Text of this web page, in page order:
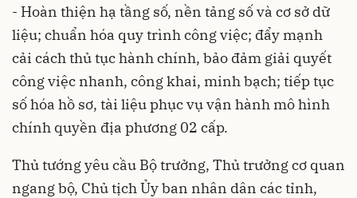
- Hoàn thiện hạ tầng số, nền tảng số và cơ sở dữ
liệu; chuẩn hóa quy trình công việc; đẩy mạnh
cải cách thủ tục hành chính, bảo đảm giải quyết
công việc nhanh, công khai, minh bạch; tiếp tục
số hóa hồ sơ, tài liệu phục vụ vận hành mô hình
chính quyền địa phương 02 cấp.
Thủ tướng yêu cầu Bộ trưởng, Thủ trưởng cơ quan
ngang bộ, Chủ tịch Ủy ban nhân dân các tỉnh,